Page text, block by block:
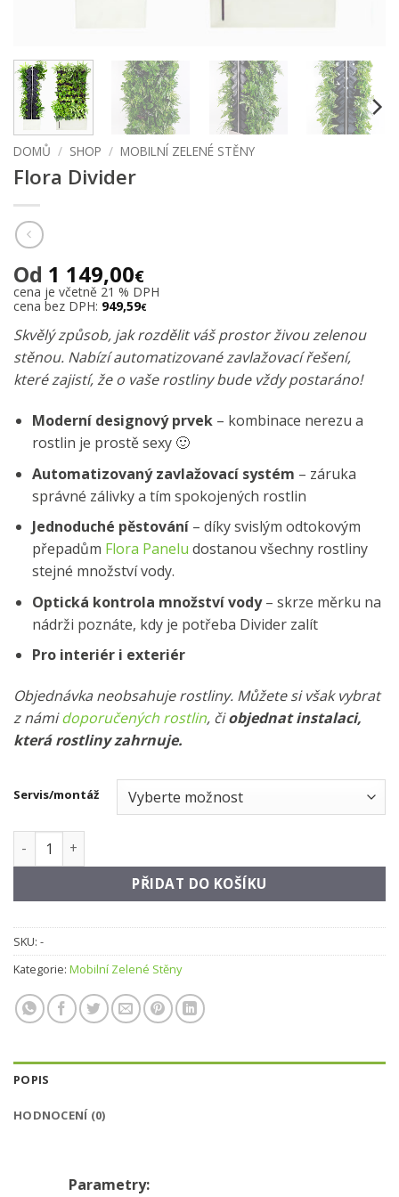
DOMŮ / SHOP / MOBILNÍ ZELENÉ STĚNY
Flora Divider
Od 1 149,00€
cena je včetně 21 % DPH
cena bez DPH: 949,59€
Skvělý způsob, jak rozdělit váš prostor živou zelenou
stěnou. Nabízí automatizované zavlažovací řešení,
které zajistí, že o vaše rostliny bude vždy postaráno!
Moderní designový prvek – kombinace nerezu a
rostlin je prostě sexy 🙂
Automatizovaný zavlažovací systém – záruka
správné zálivky a tím spokojených rostlin
Jednoduché pěstování– díky svislým odtokovým
přepadům Flora Panelu dostanou všechny rostliny
stejné množství vody.
Optická kontrola množství vody– skrze měrku na
nádrži poznáte, kdy je potřeba Divider zalít
Pro interiér i exteriér
Objednávka neobsahuje rostliny. Můžete si však vybrat
z námidoporučených rostlin, čiobjednat instalaci,
která rostliny zahrnuje.
Servis/montáž
Flora Divider množství
PŘIDAT DO KOŠÍKU
SKU: -
Kategorie: Mobilní Zelené Stěny
POPIS
HODNOCENÍ (0)
Parametry: